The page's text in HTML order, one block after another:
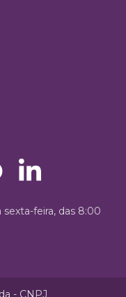
feira, das 8:00
- CNPJ